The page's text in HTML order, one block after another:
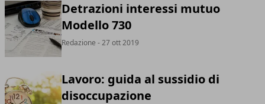
Detrazioni interessi mutuo
Modello 730
Redazione - 27 ott 2019
Lavoro: guida al sussidio di
disoccupazione